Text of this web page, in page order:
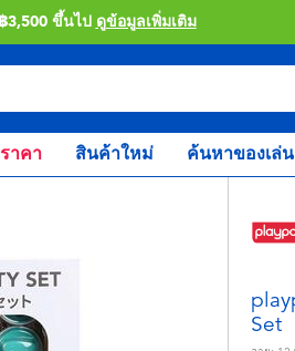
3,500 ขึ้นไป ดูข้อมูลเพิ่มเติม
าคา สินค้าใหม่ ค้นหาของเล่น
Set